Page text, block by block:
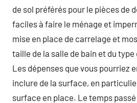
de sol préférés pour le pièces de
faciles à faire le ménage et
mise en place de carrelage et
taille de la salle de bain et du
Les dépenses que vous pourriez
inclure de la surface, en
surface en place. Le temps